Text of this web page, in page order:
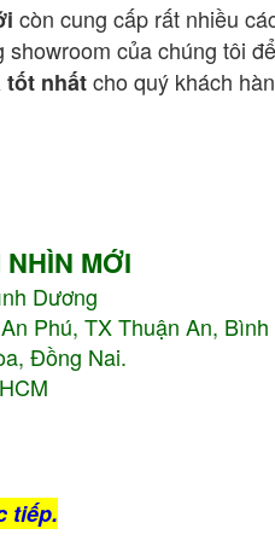
còn cung cấp rất nhiều
của chúng tôi
tốt nhấtcho quý khách
MỚI
Dương
Phú, TX Thuận An,
Đồng Nai.
tiếp.